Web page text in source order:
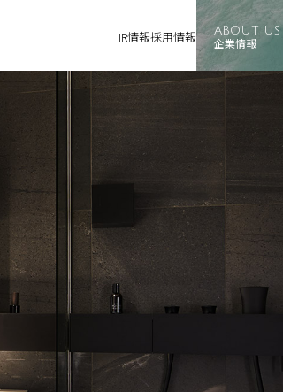
IR情報採用情報 ABOUT US
企業情報